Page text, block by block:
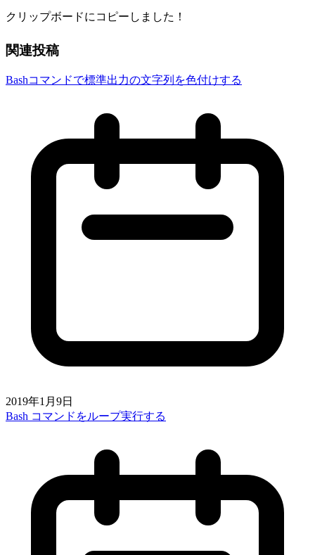
クリップボードにコピーしました！
関連投稿
Bashコマンドで標準出力の文字列を色付けする
2019年1月9日
Bash コマンドをループ実行する